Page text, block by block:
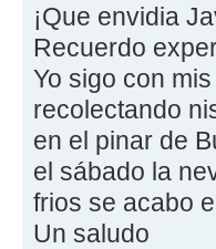
¡Que envidia
Recuerdo
Yo sigo con
recolectando
en el pinar de
el sábado la
frios se acabo
Un saludo